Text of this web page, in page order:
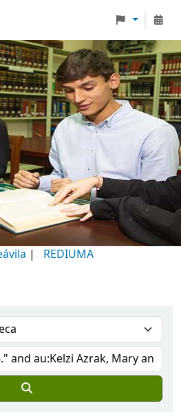
Monteávila
| REDIUMA